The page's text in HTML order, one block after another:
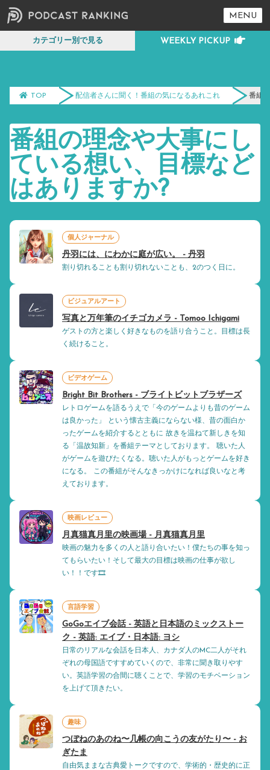
カテゴリー別で見る
MENU
TOP 配信者さんに聞く！番組の気になるあれこれ 番組
番組の理念や大事にし
ている想い、目標など
はありますか?
個人ジャーナル
丹羽には、にわかに庭が広い。 - 丹羽
割り切れることも割り切れないことも、2のつく日に。
ビジュアルアート
写真と万年筆のイチゴカメラ - Tomoo Ichigami
ゲストの方と楽しく好きなものを語り合うこと。目標は長
く続けること。
ビデオゲーム
Bright Bit Brothers - ブライトビットブラザーズ
レトロゲームを語るうえで「今のゲームよりも昔のゲーム
は良かった」 という懐古主義にならない様、昔の面白か
ったゲームを紹介するとともに 故きを温ねて新しきを知
る「温故知新」を番組テーマとしております。 聴いた人
がゲームを遊びたくなる。聴いた人がもっとゲームを好き
になる。 この番組がそんなきっかけになれば良いなと考
えております。
映画レビュー
月真猫真月里の映画場 - 月真猫真月里
映画の魅力を多くの人と語り合いたい！僕たちの事を知っ
てもらいたい！そして最大の目標は映画の仕事が欲し
い！！です🎞️
言語学習
GoGoエイブ会話 - 英語と日本語のミックストー
ク - 英語: エイブ・日本語: ヨシ
日常のリアルな会話を日本人、カナダ人のMC二人がそれ
ぞれの母国語ですすめていくので、非常に聞き取りやす
い。英語学習の合間に聴くことで、学習のモチベーション
を上げて頂きたい。
趣味
つぼねのあのね〜几帳の向こうの友がたり〜 - お
ぎたま
自由気ままな古典愛トークですので、学術的・歴史的に正